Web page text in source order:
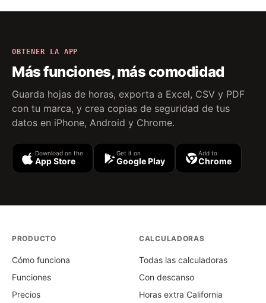
OBTENER LA APP
Más funciones, más comodidad
Guarda hojas de horas, exporta a Excel, CSV y PDF
con tu marca, y crea copias de seguridad de tus
datos en iPhone, Android y Chrome.
Download on the
App Store
Get it on
Google Play
Add to
Chrome
PRODUCTO
Cómo funciona
Funciones
Precios
CALCULADORAS
Todas las calculadoras
Con descanso
Horas extra California